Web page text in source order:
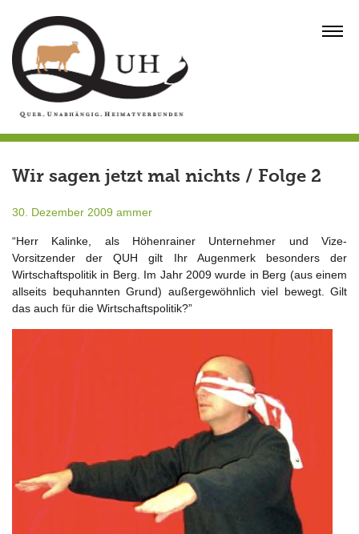
content
Wir sagen jetzt mal nichts / Folge 2
30. Dezember 2009 ammer
“Herr Kalinke, als Höhenrainer Unternehmer und Vize-
Vorsitzender der QUH gilt Ihr Augenmerk besonders der
Wirtschaftspolitik in Berg. Im Jahr 2009 wurde in Berg (aus einem
allseits bequhannten Grund) außergewöhnlich viel bewegt. Gilt
das auch für die Wirtschaftspolitik?”